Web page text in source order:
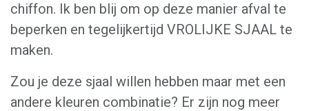
chiffon. Ik ben blij om op deze manier afval te
beperken en tegelijkertijd VROLIJKE SJAAL te
maken.
Zou je deze sjaal willen hebben maar met een
andere kleuren combinatie? Er zijn nog meer